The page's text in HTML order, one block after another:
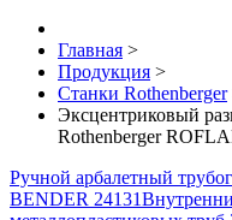
Главная >
Продукция >
Станки Rothenberger
Эксцентриковый
Rothenberger
Ручной арбалетный
BENDER 24131